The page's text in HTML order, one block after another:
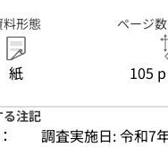
料形態
紙
ページ
105
注記
調査実施日: 令和7